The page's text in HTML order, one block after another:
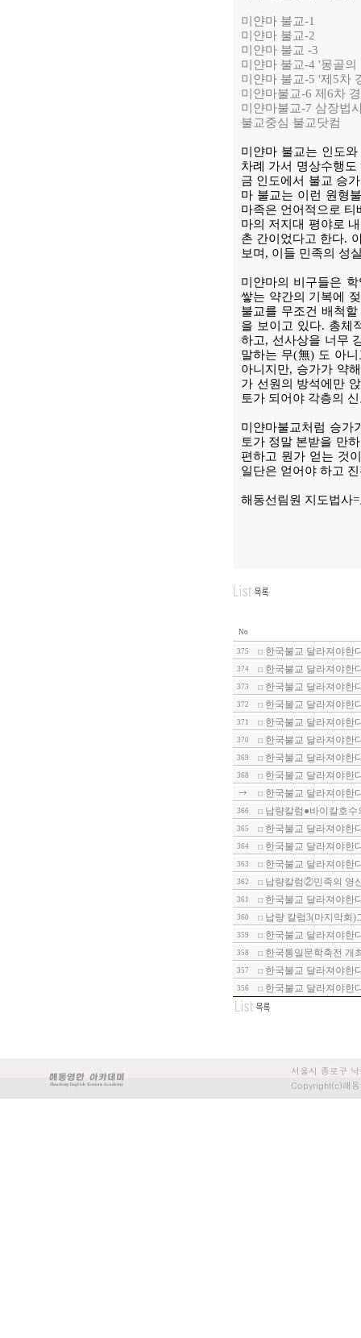
미얀마 불교-1
미얀마 불교-2
미얀마 불교 -3
미얀마 불교-4 '몽골
미얀마 불교-5 '제5차
미얀마불교-6 제6차
미얀마불교-7 삼장법
불교중심 불교닷컴
미얀마 불교는 인도
차례 가서 명상수행
금 인도에서 불교 승
마 불교는 이런 원형
마족은 언어적으로
마의 저지대 평야로
촌 간이었다고 한다.
보며, 이들 민족의 성
미얀마의 비구들은
쌓는 약간의 기복에
불교를 무조건 배척
을 보이고 있다. 총체
하고, 선사상을 너무
말하는 무(無) 도 아
아니지만, 승가가 약
가 선원의 방석에만
토가 되어야 각층의
미얀마불교처럼 승가
토가 정말 본받을 만
편하고 뭔가 얻는 것
일단은 얻어야 하고
해동선림원 지도법사
No
375 한국불교 달라져야한
374 한국불교 달라져야한
373 한국불교 달라져야한
372 한국불교 달라져야한
371 한국불교 달라져야한
370 한국불교 달라져야한
369 한국불교 달라져야한
368
한국불교 달라져야한
한국불교 달라져야한
366 납량칼럼●바이칼호수
365 한국불교 달라져야한
364 한국불교 달라져야한
363 한국불교 달라져야한
362 납량칼럼②민족의 영
361 한국불교 달라져야한
360 납량 칼럼3(마지막회)
359 한국불교 달라져야한
358 한국통일문학축전 개
357 한국불교 달라져야한
356 한국불교 달라져야한